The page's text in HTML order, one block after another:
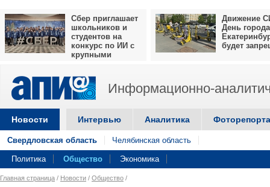
Сбер приглашает
школьников и
студентов на
конкурс по ИИ с
крупными
Движение
День города
будет
Информационно-
Новости Интервью Аналитика
Свердловская область Челябинская область
Политика Общество Экономика
Главная страница / Новости / Общество /